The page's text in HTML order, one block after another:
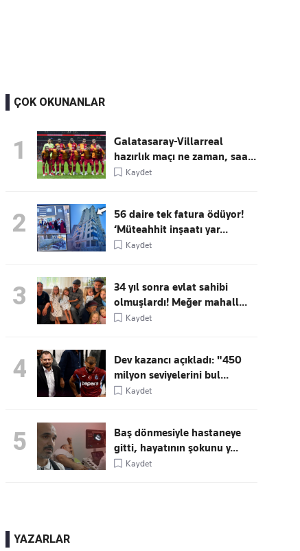
ÇOK OKUNANLAR
1
Galatasaray-Villarreal
hazırlık maçı ne zaman, saa...
Kaydet
2
56 daire tek fatura ödüyor!
‘Müteahhit inşaatı yar...
Kaydet
3
34 yıl sonra evlat sahibi
olmuşlardı! Meğer mahall...
Kaydet
4
Dev kazancı açıkladı: "450
milyon seviyelerini bul...
Kaydet
5
Baş dönmesiyle hastaneye
gitti, hayatının şokunu y...
Kaydet
YAZARLAR